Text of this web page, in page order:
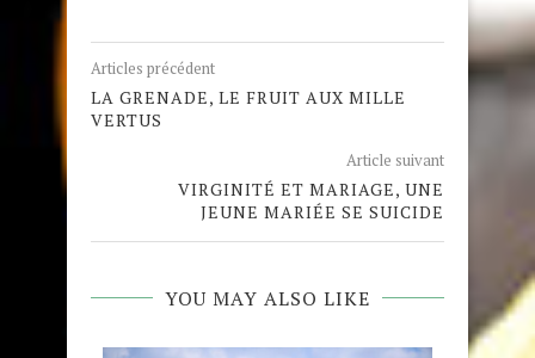
Articles précédent
LA GRENADE, LE FRUIT AUX MILLE
VERTUS
Article suivant
VIRGINITÉ ET MARIAGE, UNE
JEUNE MARIÉE SE SUICIDE
YOU MAY ALSO LIKE